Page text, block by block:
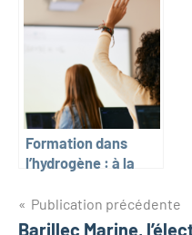
Saint-Michel à
Saint-Brieuc
Formation dans
l’hydrogène : à la
diplôme d’ingénieur
énergies, hydrogène
Navigation
Publication précédente
Barillec Marine,